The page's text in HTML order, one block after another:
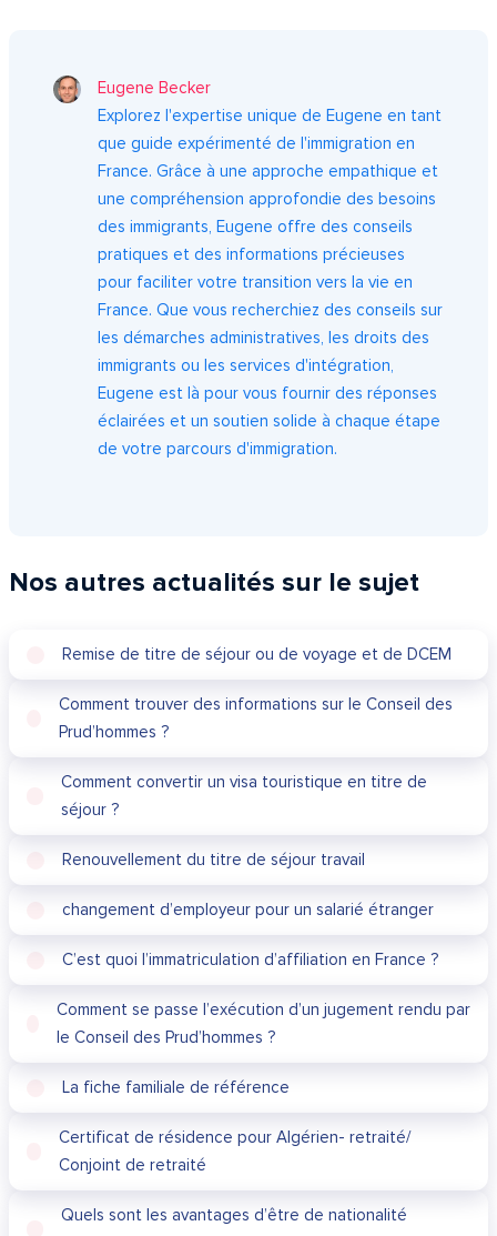
Eugene Becker
Explorez l'expertise unique de Eugene en tant
que guide expérimenté de l'immigration en
France. Grâce à une approche empathique et
une compréhension approfondie des besoins
des immigrants, Eugene offre des conseils
pratiques et des informations précieuses
pour faciliter votre transition vers la vie en
France. Que vous recherchiez des conseils sur
les démarches administratives, les droits des
immigrants ou les services d'intégration,
Eugene est là pour vous fournir des réponses
éclairées et un soutien solide à chaque étape
de votre parcours d'immigration.
Nos autres actualités sur le sujet
Remise de titre de séjour ou de voyage et de DCEM
Comment trouver des informations sur le Conseil des
Prud’hommes ?
Comment convertir un visa touristique en titre de
séjour ?
Renouvellement du titre de séjour travail
changement d’employeur pour un salarié étranger
C’est quoi l’immatriculation d’affiliation en France ?
Comment se passe l’exécution d’un jugement rendu par
le Conseil des Prud’hommes ?
La fiche familiale de référence
Certificat de résidence pour Algérien- retraité/
Conjoint de retraité
Quels sont les avantages d’être de nationalité